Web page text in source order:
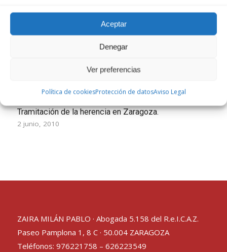
Aceptar
Denegar
Ver preferencias
Política de cookiesProtección de datosAviso Legal
Tramitación de la herencia en Zaragoza.
2 junio, 2010
ZAIRA MILÁN PABLO · Abogada 5.158 del R.e.I.C.A.Z.
Paseo Pamplona 1, 8 C · 50.004 ZARAGOZA
Teléfonos: 976221758 – 626223549